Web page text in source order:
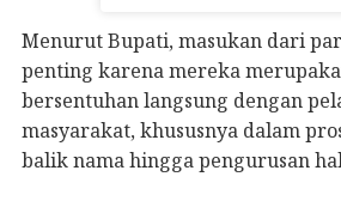
Menurut Bupati, masukan dari
penting karena mereka
bersentuhan langsung dengan
masyarakat, khususnya dalam
balik nama hingga pengurusan